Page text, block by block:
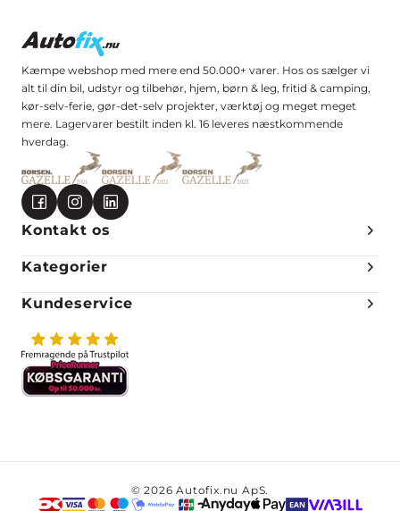
Kæmpe webshop med mere end 50.000+ varer. Hos os sælger vi
alt til din bil, udstyr og tilbehør, hjem, børn & leg, fritid & camping,
kør-selv-ferie, gør-det-selv projekter, værktøj og meget meget
mere. Lagervarer bestilt inden kl. 16 leveres næstkommende
hverdag.
Kontakt os
Kategorier
Kundeservice
© 2026 Autofix.nu ApS.